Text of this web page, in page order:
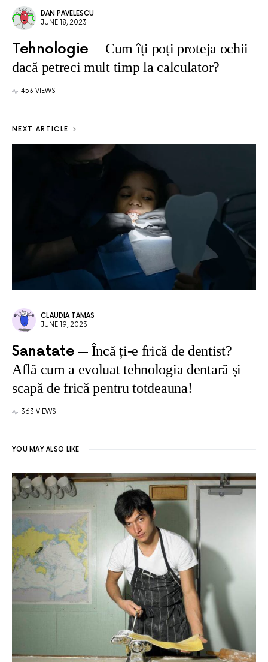
DAN PAVELESCU
JUNE 18, 2023
Tehnologie
Cum îți poți proteja ochii
dacă petreci mult timp la calculator?
453 VIEWS
NEXT ARTICLE
CLAUDIA TAMAS
JUNE 19, 2023
Sanatate
Încă ți-e frică de dentist?
Află cum a evoluat tehnologia dentară și
scapă de frică pentru totdeauna!
363 VIEWS
YOU MAY ALSO LIKE